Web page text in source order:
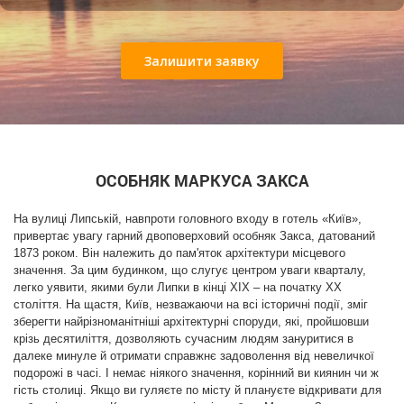
Сучасний вигляд колишнього особняка Закса.
2018 рік
Коли в роки Другої світової війни Київ зайняли
міста будівля перейшла у власність Ради Міністрів
1980-і роки фасад і внутрішні приміщення
відреставрували та перепланували. В наші дні
колишній будинок-палац Маркуса Закса належить
Державному управлінню справами і
використовується як резиденція для прийому
високих гостей та іноземних делегацій. Наприклад, у
2008 році у дворі садиби встановив свій намет
сумнозвісний лівійський диктатор Муамар Каддафі.
Підземна в’язниця НКВС
Аудіо екскурсія Поштова площа
Залишити заявку
ОСОБНЯК МАРКУСА ЗАКСА
На вулиці Липській, навпроти головного входу в готель «Київ»,
привертає увагу гарний двоповерховий особняк Закса, датований
1873 роком. Він належить до пам'яток архітектури місцевого
значення. За цим будинком, що слугує центром уваги кварталу,
легко уявити, якими були Липки в кінці ХІХ – на початку ХХ
століття. На щастя, Київ, незважаючи на всі історичні події, зміг
зберегти найрізноманітніші архітектурні споруди, які, пройшовши
крізь десятиліття, дозволяють сучасним людям зануритися в
далеке минуле й отримати справжнє задоволення від невеличкої
подорожі в часі. І немає ніякого значення, корінний ви киянин чи ж
гість столиці. Якщо ви гуляєте по місту й плануєте відкривати для